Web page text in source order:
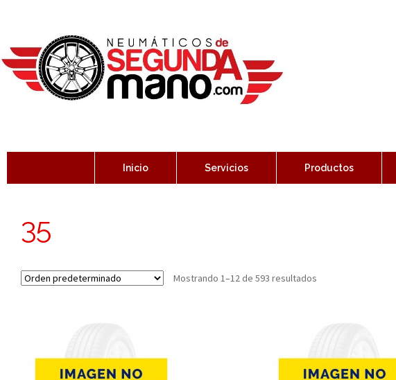
Inicio Servicios Productos
35
Mostrando 1–12 de 593 resultados